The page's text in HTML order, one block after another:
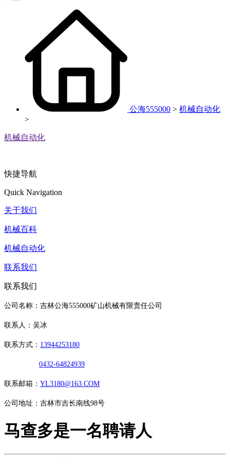
公海555000 > 机械自动化
>
机械自动化
快捷导航
Quick Navigation
关于我们
机械百科
机械自动化
联系我们
联系我们
公司名称：吉林公海555000矿山机械有限责任公司
联系人：吴冰
联系方式： 13944253180
0432-64824939
联系邮箱： YL3180@163.COM
公司地址：吉林市吉长南线98号
马查多是一名聘请人